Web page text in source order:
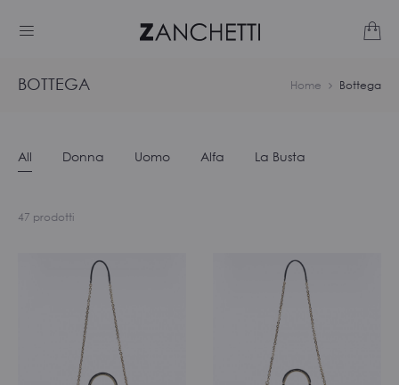
BOTTEGA Home Bottega
All Donna Uomo Alfa La Busta
47 prodottiVisualizzazione
risultati